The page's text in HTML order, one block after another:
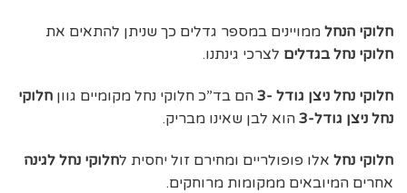
חלוקי הנחל ממויינים במספר גדלים כך שניתן להתאים את
חלוקי נחל בגדלים לצרכי גינתנו.
חלוקי נחל ניצן גודל -3 הם בד”כ חלוקי נחל מקומיים גוון חלוקי
נחל ניצן גודל-3
הוא לבן שאינו מבריק.
חלוקי נחל אלו פופולריים ומחירם זול יחסית לחלוקי נחל לגינה
אחרים המיובאים ממקומות מרוחקים.